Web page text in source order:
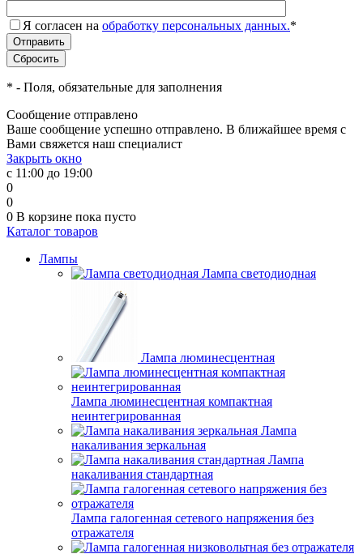
Я согласен на обработку персональных данных.*
* - Поля, обязательные для заполнения
Сообщение отправлено
Ваше сообщение успешно отправлено. В ближайшее время с
Вами свяжется наш специалист
Закрыть окно
с 11:00 до 19:00
0
0
0 В корзине пока пусто
Каталог товаров
Лампы
Лампа светодиодная
Лампа люминесцентная
Лампа люминесцентная компактная
неинтегрированная
Лампа
накаливания зеркальная
Лампа
накаливания стандартная
Лампа галогенная сетевого напряжения без
отражателя